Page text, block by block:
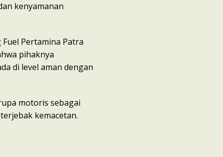
kenyamanan
Pertamina Patra
pihaknya
di level aman dengan
motoris sebagai
kemacetan.